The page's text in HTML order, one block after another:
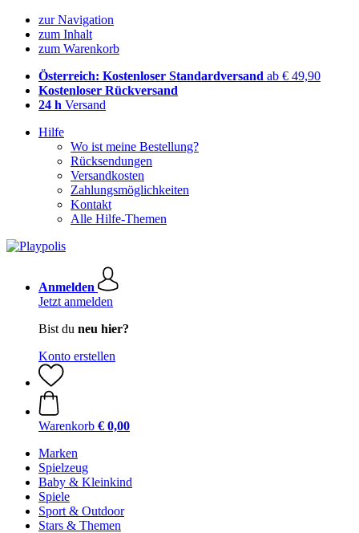
zur Navigation
zum Inhalt
zum Warenkorb
Österreich: Kostenloser Standardversand ab € 49,90
Kostenloser Rückversand
24 h Versand
Hilfe
Wo ist meine Bestellung?
Rücksendungen
Versandkosten
Zahlungsmöglichkeiten
Kontakt
Alle Hilfe-Themen
Anmelden
Jetzt anmelden
Bist du neu hier?
Konto erstellen
Warenkorb € 0,00
Marken
Spielzeug
Baby & Kleinkind
Spiele
Sport & Outdoor
Stars & Themen